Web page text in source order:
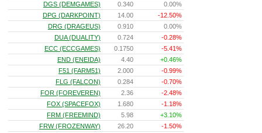
DGS (DEMGAMES)
0.340
0.00%
DPG (DARKPOINT)
14.00
-12.50%
DRG (DRAGEUS)
0.910
0.00%
DUA (DUALITY)
0.724
-0.28%
ECC (ECCGAMES)
0.1750
-5.41%
END (ENEIDA)
4.40
+0.46%
F51 (FARM51)
2.000
-0.99%
FLG (FALCON)
0.284
-0.70%
FOR (FOREVEREN)
2.36
-2.48%
FOX (SPACEFOX)
1.680
-1.18%
FRM (FREEMIND)
5.98
+3.10%
FRW (FROZENWAY)
26.20
-1.50%